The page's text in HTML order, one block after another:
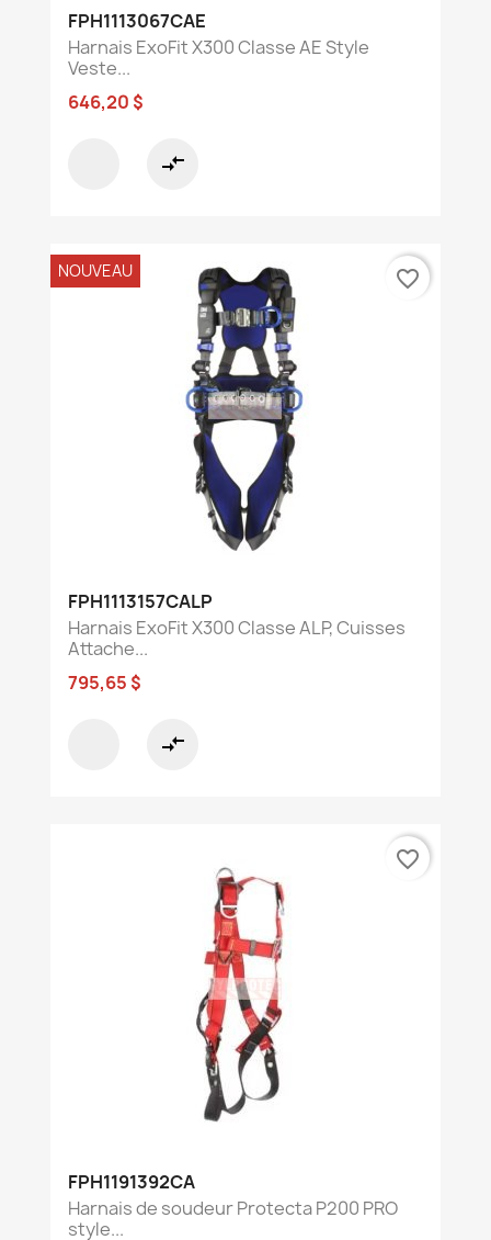
FPH1113067CAE
Harnais ExoFit X300 Classe AE Style
Veste...
646,20 $
compare_arrows
FPH1113157CALP
Harnais ExoFit X300 Classe ALP, Cuisses
Attache...
795,65 $
compare_arrows
NOUVEAU favorite_border
FPH1191392CA
Harnais de soudeur Protecta P200 PRO
style...
favorite_border